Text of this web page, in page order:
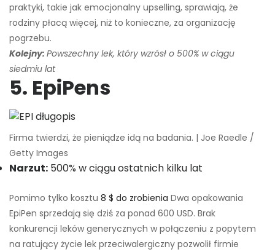
praktyki, takie jak emocjonalny upselling, sprawiają, że
rodziny płacą więcej, niż to konieczne, za organizację
pogrzebu.
Kolejny: Powszechny lek, który wzrósł o 500% w ciągu
siedmiu lat
5. EpiPens
Firma twierdzi, że pieniądze idą na badania. | Joe Raedle /
Getty Images
Narzut: 500% w ciągu ostatnich kilku lat
Pomimo tylko kosztu 8 $ do zrobienia Dwa opakowania
EpiPen sprzedają się dziś za ponad 600 USD. Brak
konkurencji leków generycznych w połączeniu z popytem
na ratujący życie lek przeciwalergiczny pozwolił firmie